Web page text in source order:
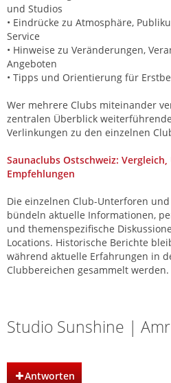
und Studios
• Eindrücke zu Atmosphäre,
Service
• Hinweise zu Veränderungen,
Angeboten
• Tipps und Orientierung für
Wer mehrere Clubs miteinander
zentralen Überblick
Verlinkungen zu den einzelnen
Saunaclubs Ostschweiz:
Empfehlungen
Die einzelnen Club-Unterforen
bündeln aktuelle Informationen,
und themenspezifische
Locations. Historische Berichte
während aktuelle Erfahrungen in
Clubbereichen gesammelt werden.
Studio Sunshine |
Antworten